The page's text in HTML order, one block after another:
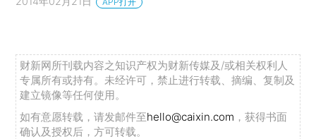
财新网所刊载内容之知识产权为财新传媒及/或相关权利人
专属所有或持有。未经许可，禁止进行转载、摘编、复制及
建立镜像等任何使用。
如有意愿转载，请发邮件至hello@caixin.com ，获得书面
确认及授权后，方可转载。